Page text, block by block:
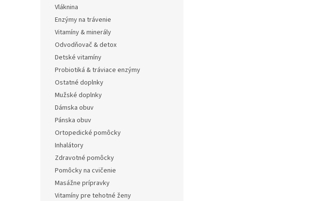
Vláknina
Enzýmy na trávenie
Vitamíny & minerály
Odvodňovač & detox
Detské vitamíny
Probiotiká & tráviace enzýmy
Ostatné doplnky
Mužské doplnky
Dámska obuv
Pánska obuv
Ortopedické pomôcky
Inhalátory
Zdravotné pomôcky
Pomôcky na cvičenie
Masážne prípravky
Vitamíny pre tehotné ženy